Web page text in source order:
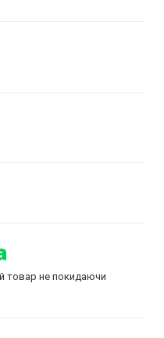
товар не покидаючи